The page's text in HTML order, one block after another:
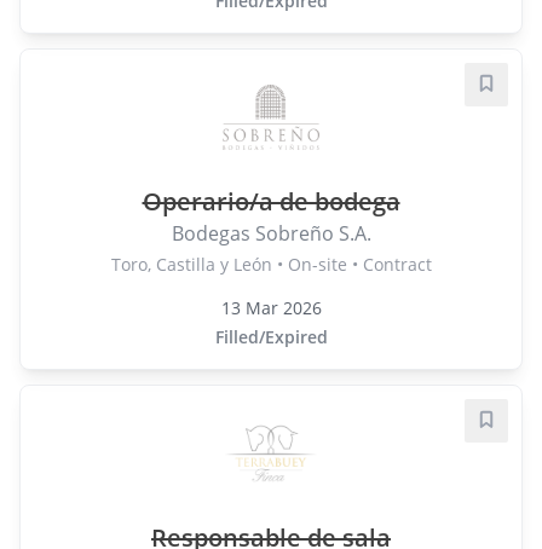
Operario/a de bodega
Bodegas Sobreño S.A.
Toro, Castilla y León • On-site • Contract
13 Mar 2026
Filled/Expired
Save
Responsable de sala
Save